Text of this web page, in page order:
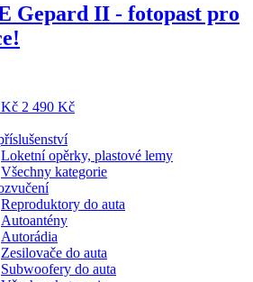
Gepard II - fotopast pro
Kč 2 490 Kč
Loketní opěrky, plastové lemy
Všechny kategorie
Reproduktory do auta
Autoantény
Autorádia
Zesilovače do auta
Subwoofery do auta